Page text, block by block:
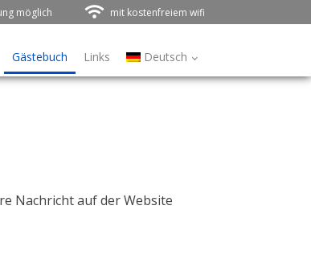
möglich mit kostenfreiem wifi
Gästebuch Links Deutsch
Nachricht auf der Website